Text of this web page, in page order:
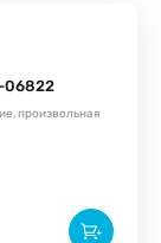
06822
произвольная